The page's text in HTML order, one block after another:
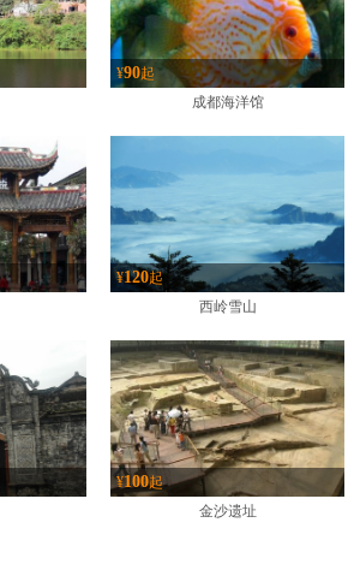
¥90起
成都海洋馆
¥120起
西岭雪山
¥100起
金沙遗址